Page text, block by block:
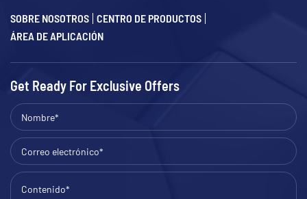
SOBRE NOSOTROS CENTRO DE PRODUCTOS
ÁREA DE APLICACIÓN
Get Ready For Exclusive Offers